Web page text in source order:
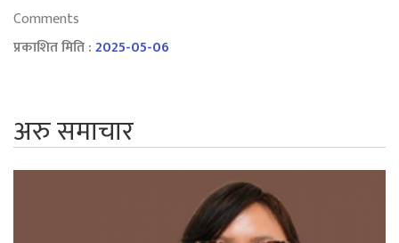
Comments
प्रकाशित मिति :2025-05-06
अरु समाचार